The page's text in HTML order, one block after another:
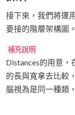
接下來，我們將運
要接的階層架構圖。
補充說明
Distances的用意
的長與寬拿去比較
腦視為是同一種類